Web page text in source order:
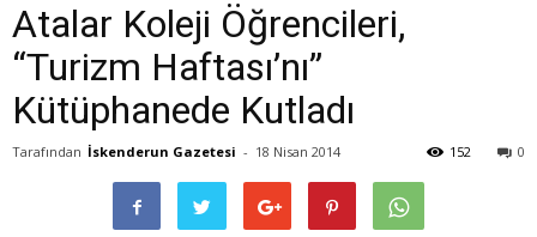
Gazetesi
Atalar Koleji Öğrencileri,
“Turizm Haftası’nı”
Kütüphanede Kutladı
Tarafından İskenderun Gazetesi - 18 Nisan 2014 0
152